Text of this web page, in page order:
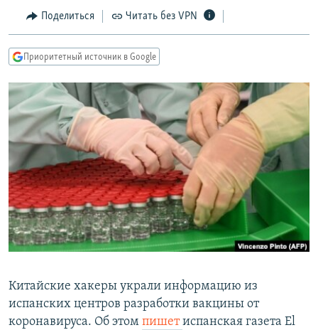
Вернутся
поиску
КУЛЬТУРА
КАВКАЗ.РЕАЛИИ
СЕВЕР.РЕАЛИИ
СИБИРЬ.РЕАЛИИ
РАСПИСАНИЕ ВЕЩАНИЯ
ПОДПИШИТЕСЬ НА РАССЫЛКУ
СОЦИАЛЬНЫЕ СЕТИ
Все сайты РСЕ/РС
Поделиться Читать без VPN
Приоритетный источник в Google
Китайские хакеры украли информацию из
испанских центров разработки вакцины от
коронавируса. Об этом пишетиспанская газета El